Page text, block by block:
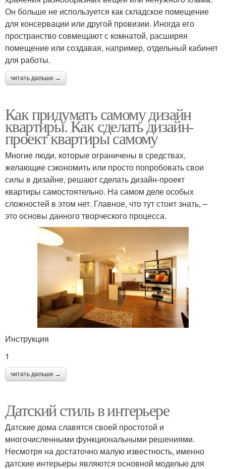
Он больше не используется как складское помещение
для консервации или другой провизии. Иногда его
пространство совмещают с комнатой, расширяя
помещение или создавая, например, отдельный кабинет
для работы.
читать дальше →
Как придумать самому дизайн
квартиры. Как сделать дизайн-
проект квартиры самому
Многие люди, которые ограничены в средствах,
желающие сэкономить или просто попробовать свои
силы в дизайне, решают сделать дизайн-проект
квартиры самостоятельно. На самом деле особых
сложностей в этом нет. Главное, что тут стоит знать, –
это основы данного творческого процесса.
Инструкция
1
читать дальше →
Датский стиль в интерьере
Датские дома славятся своей простотой и
многочисленными функциональными решениями.
Несмотря на достаточно малую известность, именно
датские интерьеры являются основной моделью для